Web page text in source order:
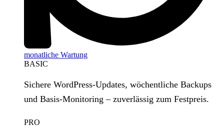
monatliche Wartung
BASIC
Sichere WordPress‑Updates, wöchentliche Backups
und Basis‑Monitoring – zuverlässig zum Festpreis.
PRO